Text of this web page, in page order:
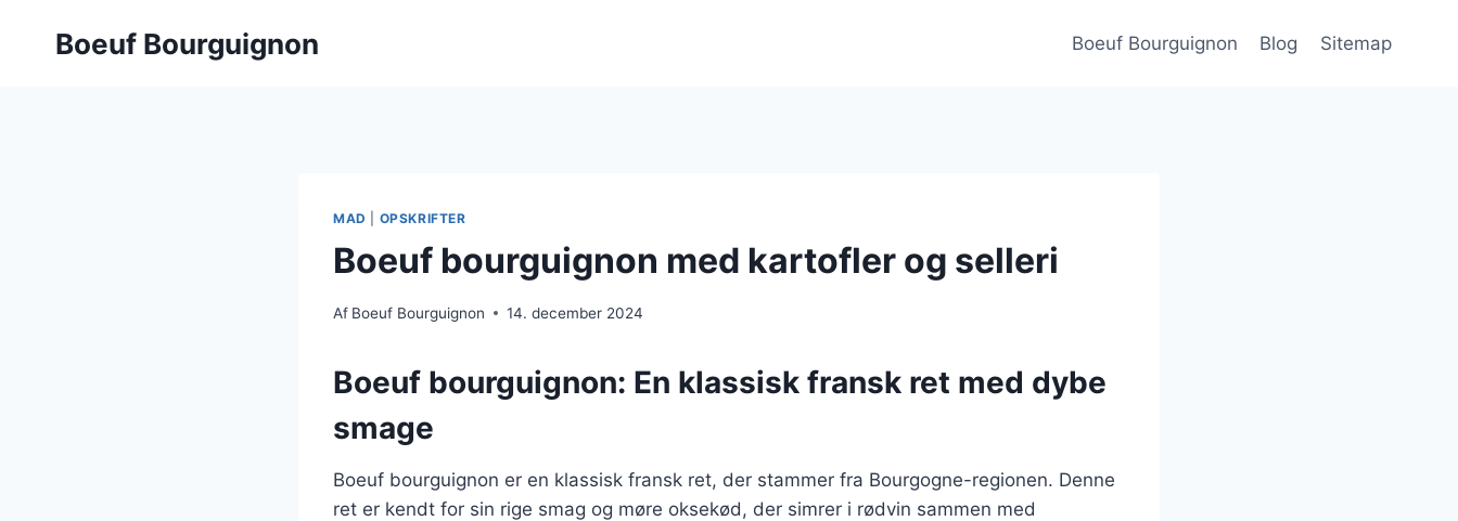
Boeuf Bourguignon Boeuf Bourguignon Blog Sitemap
MAD OPSKRIFTER
Boeuf bourguignon med kartofler og selleri
Af Boeuf Bourguignon 14. december 2024
Boeuf bourguignon: En klassisk fransk ret med dybe
smage
Boeuf bourguignon er en klassisk fransk ret, der stammer fra Bourgogne-regionen. Denne
ret er kendt for sin rige smag og møre oksekød, der simrer i rødvin sammen med